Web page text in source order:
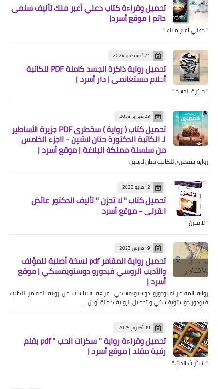
تحميل وقراءة كتاب دعني أعبر منك تأليف سلمى
حاتم | موقع أسرد|
" دعني أعبر منك "
21 أغسطس 2024
تحميل رواية ذاكرة الجسد كاملة PDF للكاتبة
أحلام مستغانمي | دار أسرد |
" ذاكرة الجسد "
23 فبراير 2023
تحميل كتاب ( رواية ) سقطرى PDF جزيرة الأساطير
لـ الكاتبة الدكتورة حنان لاشين - ااجزء الخامس
من سلسلة مملكة البلاغة | موقع أسرد |
رواية سقطرى للكاتبة حنان لاشين
12 مايو 2023
تحميل كتاب " لا تحزن " تأليف الدكتور عائض
القرني - موقع أسرد
" لا تحزن "
19 مارس 2023
تحميل رواية المقامر pdf نسخة أصلية للمؤلف
والأديب الروسي فيدورو دوستويفسكي | موقع
أسرد |
رواية المقامر لفيودورو دوستويفسكي قراءة اقتباسات من رواية المقامر للكاتب
فيودور دوستويفسكي و تحميل الرواية كاملة أو ال…
09 أكتوبر 2025
تحميل وقراءة رواية " سكرات الحب " pdf بقلم
رقية مقلد | موقع أسرد |
" سَكَراتُ الحُبِّ "